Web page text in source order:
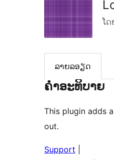
ໂດ
ລາຍລອຽດ
ຄຳອະທິບາຍ
This plugin adds a
out.
Support